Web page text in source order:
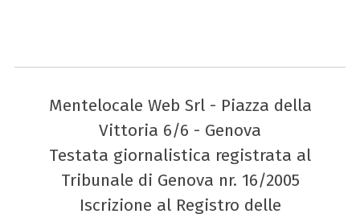
Mentelocale Web Srl - Piazza della
Vittoria 6/6 - Genova
Testata giornalistica registrata al
Tribunale di Genova nr. 16/2005
Iscrizione al Registro delle